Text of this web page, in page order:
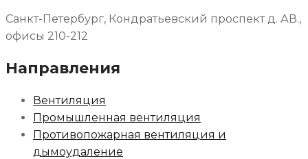
Санкт-Петербург, Кондратьевский проспект д. АВ.,
офисы 210-212
Направления
Вентиляция
Промышленная вентиляция
Противопожарная вентиляция и
дымоудаление